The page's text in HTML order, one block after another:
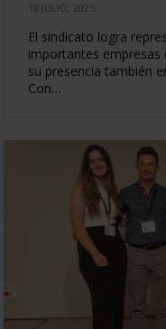
18 JULIO, 2025
El sindicato logra
importantes empresas
su presencia también
Con…